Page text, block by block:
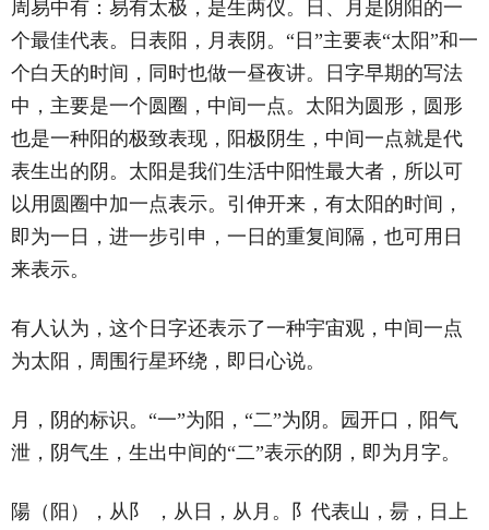
周易中有：易有太极，是生两仪。日、月是阴阳的一
个最佳代表。日表阳，月表阴。“日”主要表“太阳”和一
个白天的时间，同时也做一昼夜讲。日字早期的写法
中，主要是一个圆圈，中间一点。太阳为圆形，圆形
也是一种阳的极致表现，阳极阴生，中间一点就是代
表生出的阴。太阳是我们生活中阳性最大者，所以可
以用圆圈中加一点表示。引伸开来，有太阳的时间，
即为一日，进一步引申，一日的重复间隔，也可用日
来表示。
有人认为，这个日字还表示了一种宇宙观，中间一点
为太阳，周围行星环绕，即日心说。
月，阴的标识。“一”为阳，“二”为阴。园开口，阳气
泄，阴气生，生出中间的“二”表示的阴，即为月字。
陽（阳），从阝 ，从日，从月。阝代表山，昜，日上